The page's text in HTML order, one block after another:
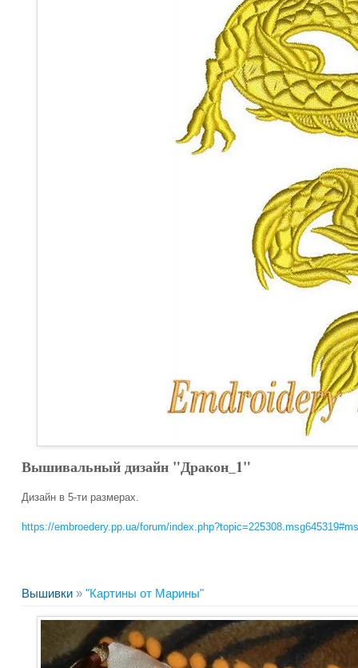
Вышивальный дизайн "Дракон_1"
Дизайн в 5-ти размерах.
https://embroedery.pp.ua/forum/
Вышивки » "Картины от Марины"